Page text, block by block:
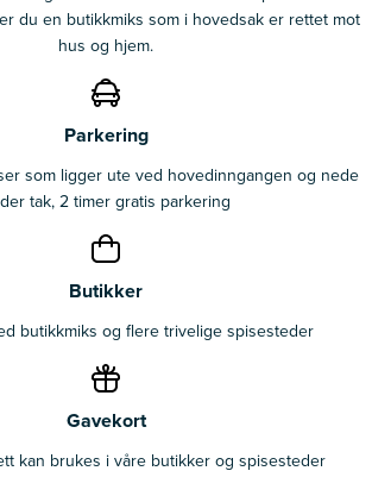
du en butikkmiks som i hovedsak er rettet mot
hus og hjem.
Parkering
som ligger ute ved hovedinngangen og nede
tak, 2 timer gratis parkering
Butikker
butikkmiks og flere trivelige spisesteder
Gavekort
kan brukes i våre butikker og spisesteder